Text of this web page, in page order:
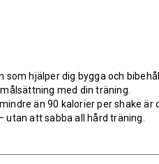
hjälper dig bygga och
med din träning.
än 90 kalorier per shake är
att sabba all hård träning.